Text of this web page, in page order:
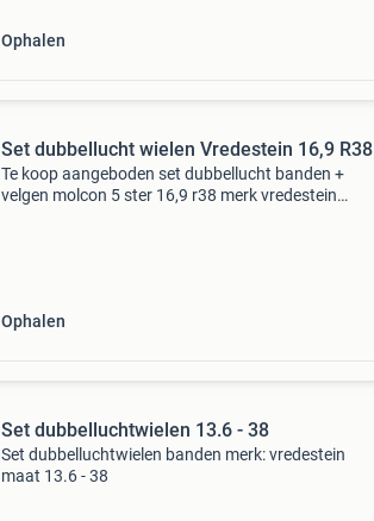
Ophalen
Set dubbellucht wielen Vredestein 16,9 R38
Te koop aangeboden set dubbellucht banden +
velgen molcon 5 ster 16,9 r38 merk vredestein
Ophalen
Set dubbelluchtwielen 13.6 - 38
Set dubbelluchtwielen banden merk: vredestein
maat 13.6 - 38